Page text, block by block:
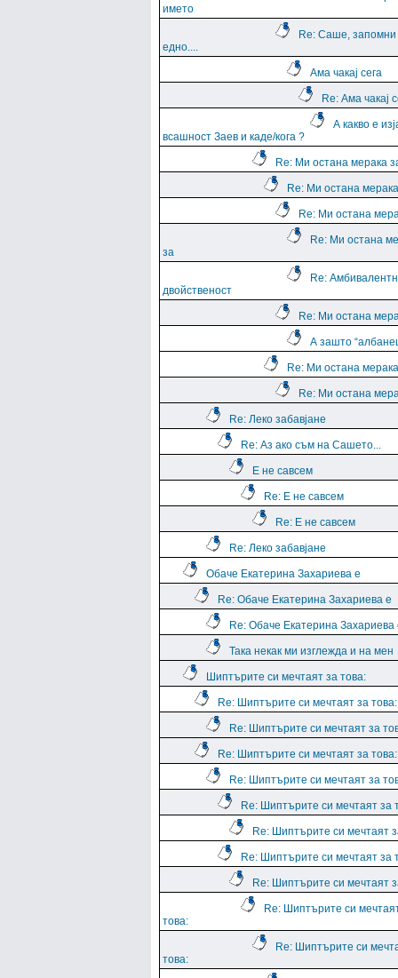
името
Re: Саше, запомни
едно....
Ама чакај сега
Re: Ама чакај
А какво е
всашност Заев и каде/кога ?
Re: Ми остана мерака
Re: Ми остана
Re: Ми остана
Re: Ми остана
за
Re:
двойственост
Re: Ми остана
А зашто
Re: Ми остана
Re: Ми остана
Re: Леко забавјане
Re: Аз ако съм на Сашето...
Е не савсем
Re: Е не савсем
Re: Е не савсем
Re: Леко забавјане
Обаче Екатерина Захариева е
Re: Обаче Екатерина Захариева е
Re: Обаче Екатерина Захариева
Така некак ми изглежда и на мен
Шиптърите си мечтаят за това:
Re: Шиптърите си мечтаят за това:
Re: Шиптърите си мечтаят за
Re: Шиптърите си мечтаят за това:
Re: Шиптърите си мечтаят за
Re: Шиптърите си мечтаят за
Re: Шиптърите си мечтаят
Re: Шиптърите си мечтаят за
Re: Шиптърите си мечтаят
Re: Шиптърите си
това:
Re: Шиптърите си
това: